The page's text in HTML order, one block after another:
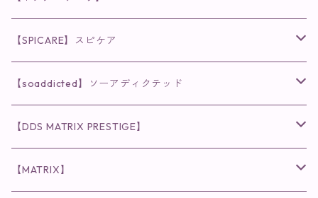
◉AQUA VENUS
クレンジング・洗顔
化粧水
◉VI PLANTE
リキッド
ディフェンサー
◉ナチュリスティーアクレス
クレンジング
◉インナーケア
【SPICARE】スピケア
◉V3シリーズ
ファンデーション・ベース
クレンジング・洗顔
◉V3 VSPIC C Line
クレンジング・洗顔
◉スピケアシリーズ
【soaddicted】ソーアディクテッド
ラッシュアディクト
まつ毛用美容液
リップアディクト
【DDS MATRIX PRESTIGE】
スキンケアシリーズ
【MATRIX】